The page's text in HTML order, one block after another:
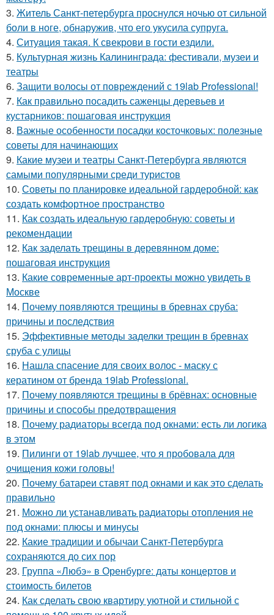
3. Житель Санкт-петербурга проснулся ночью от сильной
боли в ноге, обнаружив, что его укусила супруга.
4. Ситуaция такая. К свекрови в гости ездили.
5. Культурная жизнь Калининграда: фестивали, музеи и
театры
6. Защити волосы от повреждений с 19lab Professional!
7. Как правильно посадить саженцы деревьев и
кустарников: пошаговая инструкция
8. Важные особенности посадки косточковых: полезные
советы для начинающих
9. Какие музеи и театры Санкт-Петербурга являются
самыми популярными среди туристов
10. Советы по планировке идеальной гардеробной: как
создать комфортное пространство
11. Как создать идеальную гардеробную: советы и
рекомендации
12. Как заделать трещины в деревянном доме:
пошаговая инструкция
13. Какие современные арт-проекты можно увидеть в
Москве
14. Почему появляются трещины в бревнах сруба:
причины и последствия
15. Эффективные методы заделки трещин в бревнах
сруба с улицы
16. Нашла спасение для своих волос - маску с
кератином от бренда 19lab Professional.
17. Почему появляются трещины в брёвнах: основные
причины и способы предотвращения
18. Почему радиаторы всегда под окнами: есть ли логика
в этом
19. Пилинги от 19lab лучшее, что я пробовала для
очищения кожи головы!
20. Почему батареи ставят под окнами и как это сделать
правильно
21. Можно ли устанавливать радиаторы отопления не
под окнами: плюсы и минусы
22. Какие традиции и обычаи Санкт-Петербурга
сохраняются до сих пор
23. Группа «Любэ» в Оренбурге: даты концертов и
стоимость билетов
24. Как сделать свою квартиру уютной и стильной с